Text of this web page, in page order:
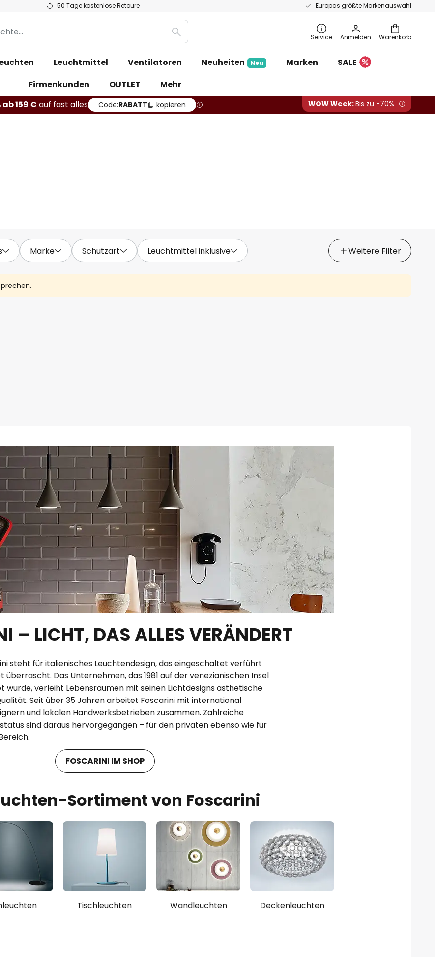
50 Tage kostenlose Retoure Europas größte Markenauswahl
Warenkorb
Suche Service Anmelden
Leuchtmittel Ventilatoren Neuheiten Neu Marken
SALE
Firmenkunden
OUTLET
Mehr
ab 159 € auf fast alles Code:RABATT kopieren WOW Week:Bis zu -70%
Marke Schutzart Leuchtmittel inklusive Weitere Filter
– LICHT, DAS ALLES VERÄNDERT
steht für italienisches Leuchtendesign, das eingeschaltet verführt
überrascht. Das Unternehmen, das 1981 auf der venezianischen Insel
wurde, verleiht Lebensräumen mit seinen Lichtdesigns ästhetische
Seit über 35 Jahren arbeitet Foscarini mit international
und lokalen Handwerksbetrieben zusammen. Zahlreiche
sind daraus hervorgegangen – für den privaten ebenso wie für
FOSCARINI IM SHOP
Sortiment von Foscarini
Tischleuchten Wandleuchten Deckenleuchten